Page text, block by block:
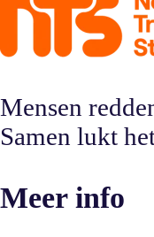
Mensen
Samen lukt
Meer info